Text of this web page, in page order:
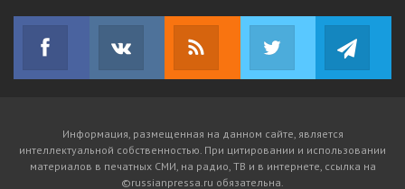
Читай нас на FacebookПолучай новости в VKПодпишись на RSSНаш канал в
Информация, размещенная на данном сайте, является
интеллектуальной собственностью. При цитировании и использовании
материалов в печатных СМИ, на радио, ТВ и в интернете, ссылка на
©russianpressa.ru обязательна.